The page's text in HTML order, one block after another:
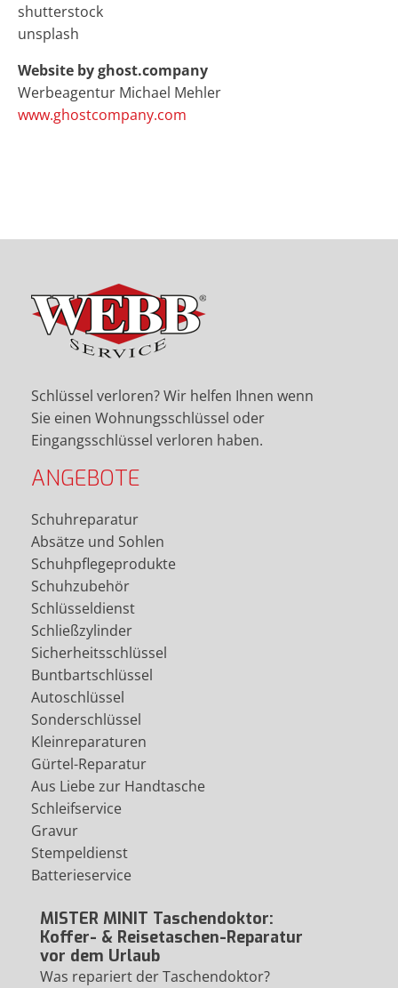
shutterstock
unsplash
Website by ghost.company
Werbeagentur Michael Mehler
www.ghostcompany.com
Schlüssel verloren? Wir helfen Ihnen wenn
Sie einen Wohnungsschlüssel oder
Eingangsschlüssel verloren haben.
ANGEBOTE
Schuhreparatur
Absätze und Sohlen
Schuhpflegeprodukte
Schuhzubehör
Schlüsseldienst
Schließzylinder
Sicherheitsschlüssel
Buntbartschlüssel
Autoschlüssel
Sonderschlüssel
Kleinreparaturen
Gürtel-Reparatur
Aus Liebe zur Handtasche
Schleifservice
Gravur
Stempeldienst
Batterieservice
MISTER MINIT Taschendoktor:
Koffer- & Reisetaschen-Reparatur
vor dem Urlaub
Was repariert der Taschendoktor?